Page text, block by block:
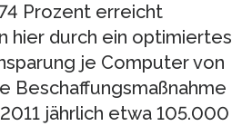
Prozent erreicht
hier durch ein optimiertes
je Computer von
Beschaffungsmaßnahme
jährlich etwa 105.000